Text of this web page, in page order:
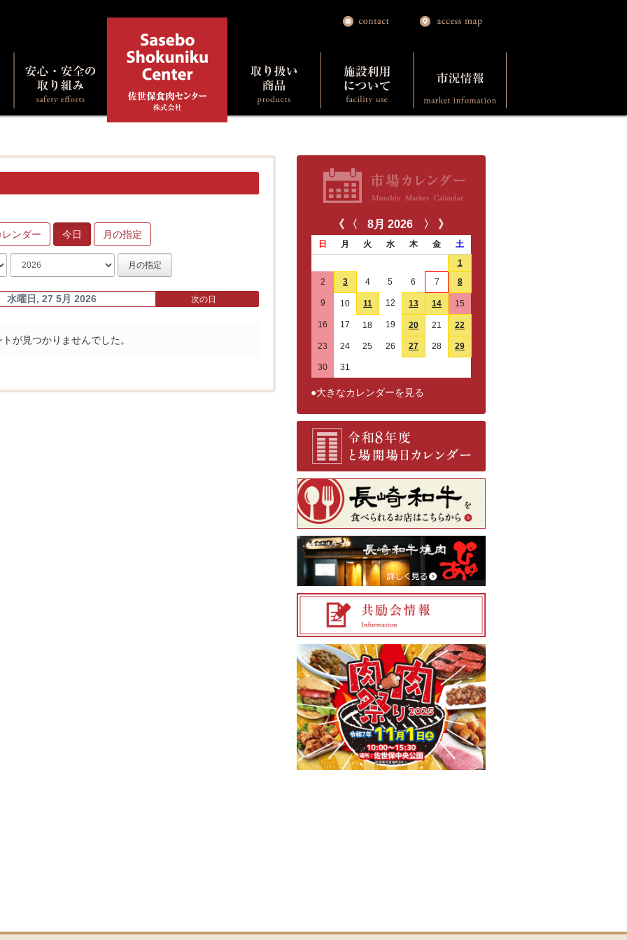
レンダー 今日 月の指定
月の指定
水曜日, 27 5月 2026 次の日
が見つかりませんでした。
《 〈 8月 2026 〉 》
日 月 火 水 木 金
土
1
2
3 4 5 6 7 8
9 10 11 12 13 14 15
16 17 18 19 20 21 22
23 24 25 26 27 28 29
30 31
●大きなカレンダーを見る